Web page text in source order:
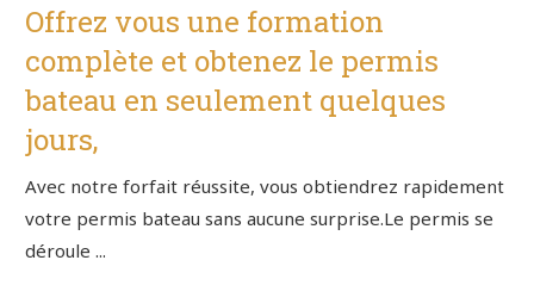
Offrez vous une formation
complète et obtenez le permis
bateau en seulement quelques
jours,
Avec notre forfait réussite, vous obtiendrez rapidement
votre permis bateau sans aucune surprise.Le permis se
déroule ...